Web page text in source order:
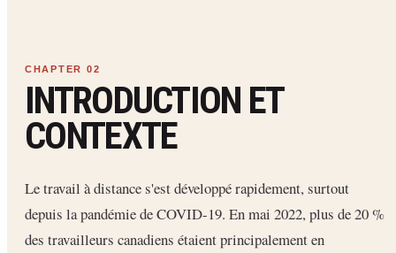
INTRODUCTION ET
CONTEXTE
Le travail à distance s'est développé rapidement, surtout
depuis la pandémie de COVID-19. En mai 2022, plus de 20 %
des travailleurs canadiens étaient principalement en